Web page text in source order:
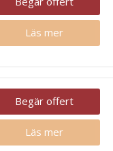
Läs mer
Begär offert
Läs mer